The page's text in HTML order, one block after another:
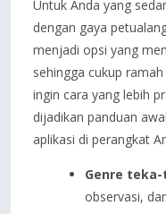
Untuk Anda yang
dengan gaya
menjadi opsi yang
sehingga cukup
ingin cara yang lebih
dijadikan panduan
aplikasi di perangkat
Genre
observasi,